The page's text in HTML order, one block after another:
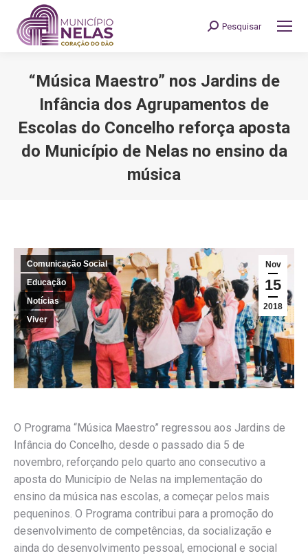
Search:
Pesquisar
“Música Maestro” nos Jardins de
Infância dos Agrupamentos de
Escolas do Concelho reforça aposta
do Município de Nelas no ensino da
música
Nov
15
2018
Comunicação Social
Educação
Notícias
Viver
O Programa “Música Maestro” regressou aos Jardins de
Infância do Concelho, desde o passado dia 5 de
novembro, reforçando pelo quarto ano consecutivo a
aposta do Município de Nelas na implementação do
ensino da música nas escolas, a começar pelos mais
pequeninos. O Programa contribui para a promoção do
desenvolvimento de competências, da socialização e
ainda do desenvolvimento pessoal, emocional e social